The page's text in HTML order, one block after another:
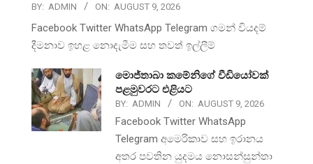
BY: ADMIN ON: AUGUST 9, 2026
Facebook Twitter WhatsApp Telegram ගමන් වියදම්
දීමනාව ඉහළ නොදැමීම සහ තවත් ඉල්ලීම්
මොජ්තාබා කමේනිගේ වීඩියෝවක්
පළමුවරට එළියට
BY: ADMIN ON: AUGUST 9, 2026
Facebook Twitter WhatsApp
Telegram අමෙරිකාව සහ ඉරානය
අතර පවතින යුදමය නොසන්සුන්තා